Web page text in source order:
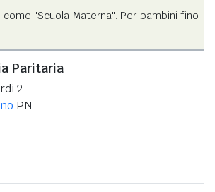
"Scuola Materna". Per bambini fino
Paritaria
2
PN